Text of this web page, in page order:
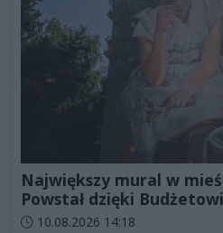
Największy mural w
Powstał dzięki
Data dodania artykułu:
10.08.2026 14:18